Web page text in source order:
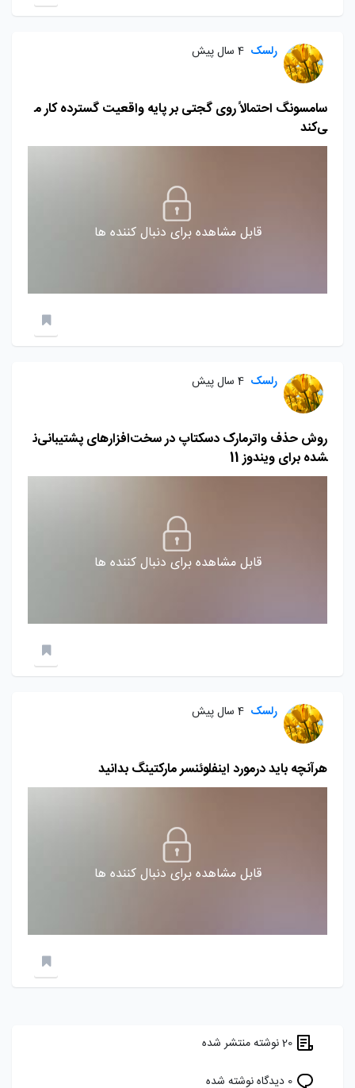
رلسک 4 سال پیش
سامسونگ احتمالاً روی گجتی بر پایه واقعیت گسترده کار م
ی‌کند
قابل مشاهده برای دنبال کننده ها
رلسک 4 سال پیش
روش حذف واترمارک دسکتاپ در سخت‌افزارهای پشتیبانی‌ن
شده برای ویندوز 11
قابل مشاهده برای دنبال کننده ها
رلسک 4 سال پیش
هرآنچه باید درمورد اینفلوئنسر مارکتینگ بدانید
قابل مشاهده برای دنبال کننده ها